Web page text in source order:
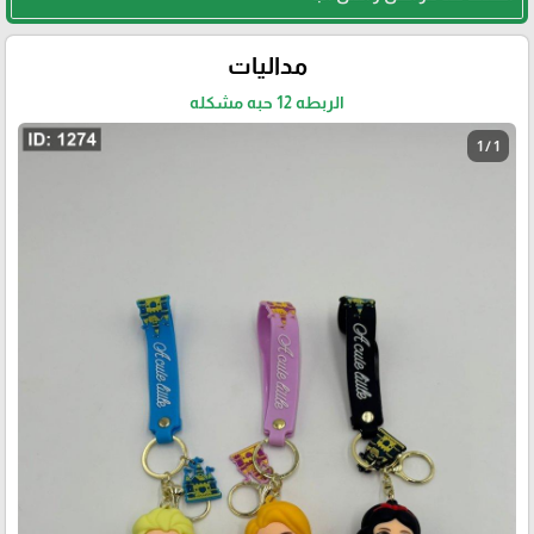
مداليات
الربطه 12 حبه مشكله
1 / 1